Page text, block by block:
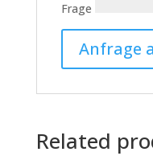
Frage
Related